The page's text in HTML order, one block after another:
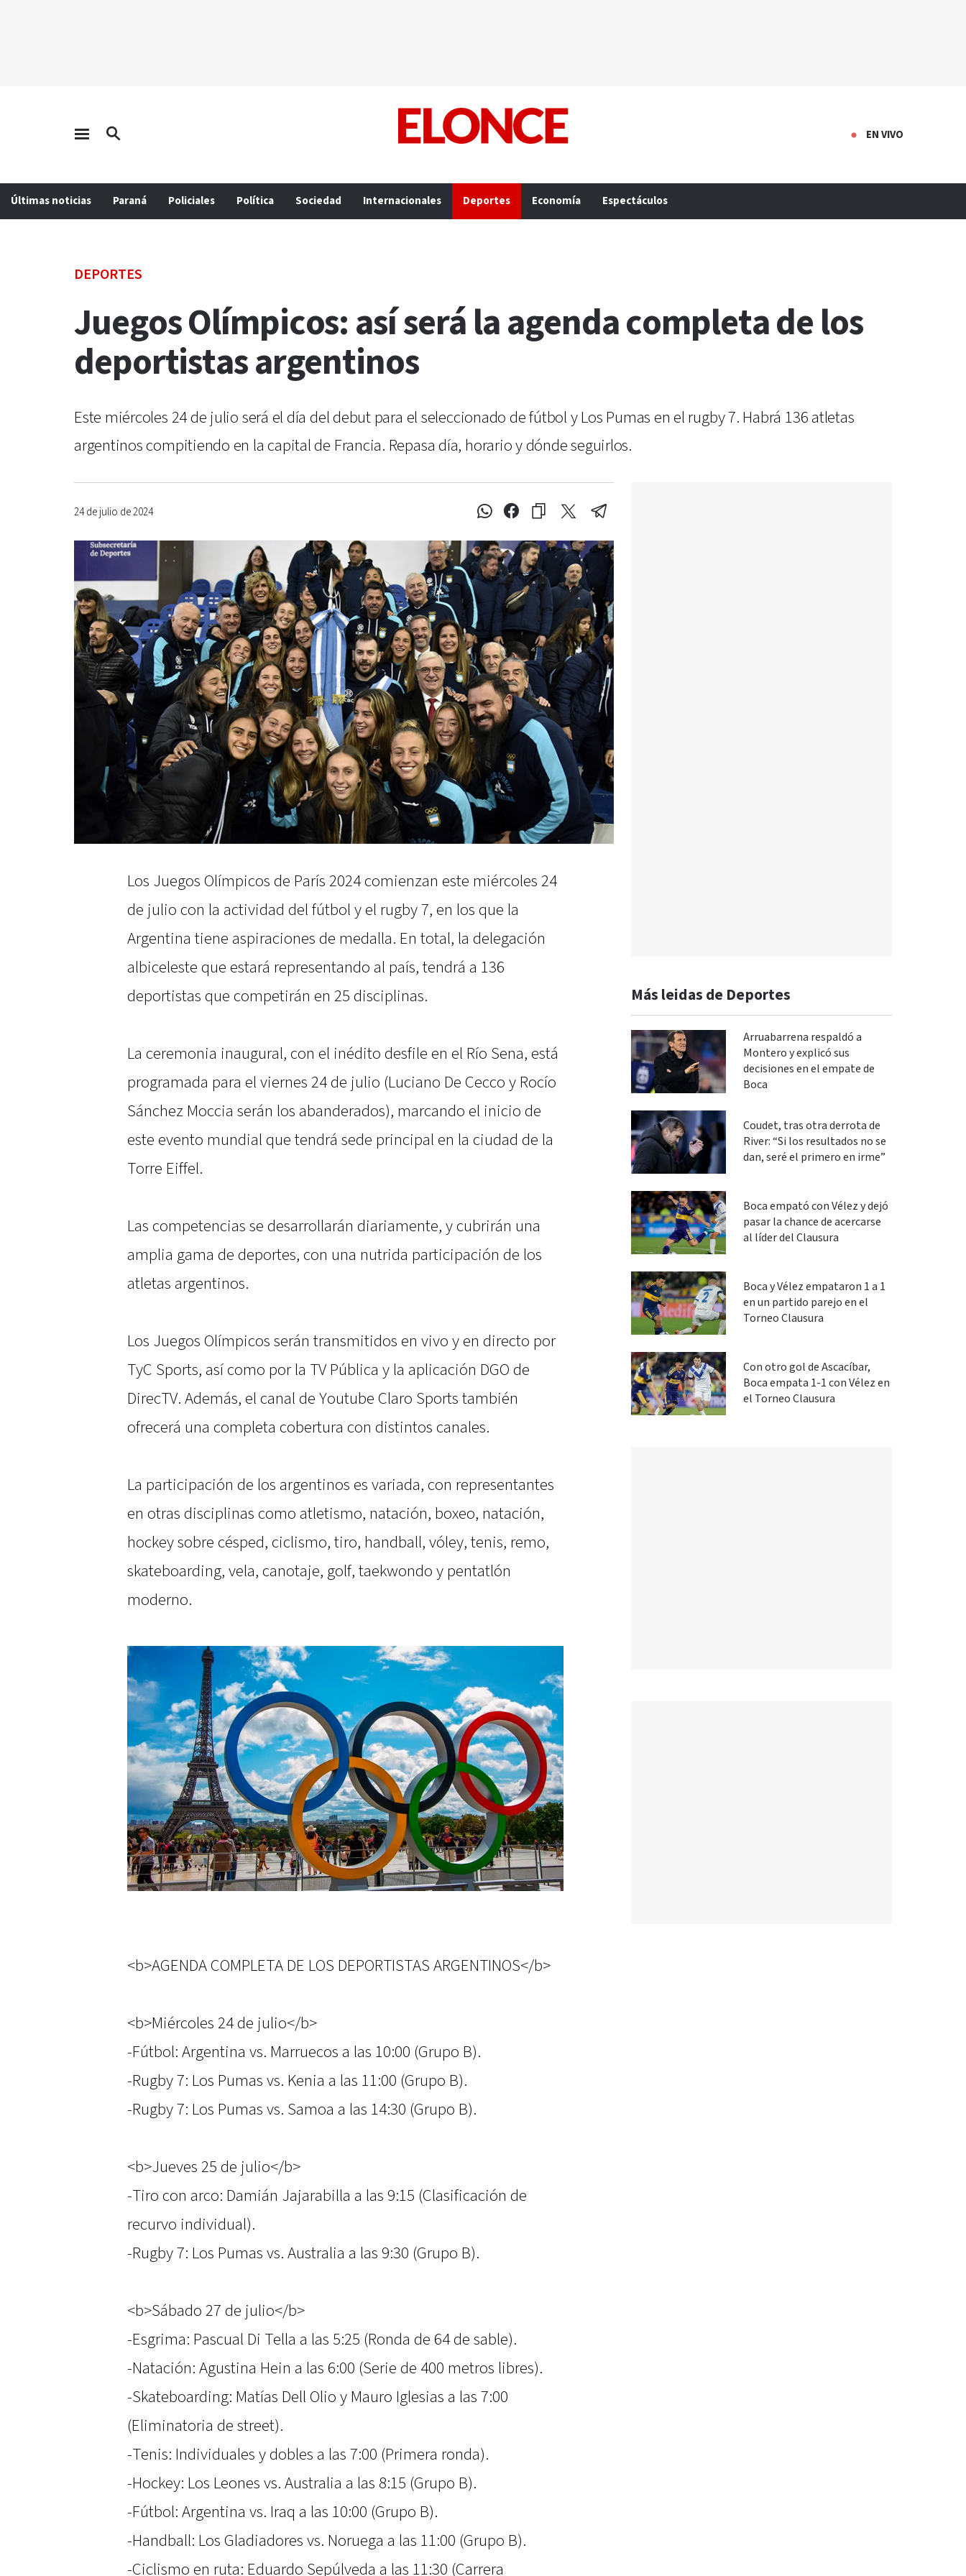
EN VIVO
Últimas noticias Paraná Policiales Política Sociedad Internacionales Deportes Economía Espectáculos
DEPORTES
Juegos Olímpicos: así será la agenda completa de los
deportistas argentinos
Este miércoles 24 de julio será el día del debut para el seleccionado de fútbol y Los Pumas en el rugby 7. Habrá 136 atletas
argentinos compitiendo en la capital de Francia. Repasa día, horario y dónde seguirlos.
24 de julio de 2024
Los Juegos Olímpicos de París 2024 comienzan este miércoles 24
de julio con la actividad del fútbol y el rugby 7, en los que la
Argentina tiene aspiraciones de medalla. En total, la delegación
albiceleste que estará representando al país, tendrá a 136
deportistas que competirán en 25 disciplinas.
La ceremonia inaugural, con el inédito desfile en el Río Sena, está
programada para el viernes 24 de julio (Luciano De Cecco y Rocío
Sánchez Moccia serán los abanderados), marcando el inicio de
este evento mundial que tendrá sede principal en la ciudad de la
Torre Eiffel.
Las competencias se desarrollarán diariamente, y cubrirán una
amplia gama de deportes, con una nutrida participación de los
atletas argentinos.
Los Juegos Olímpicos serán transmitidos en vivo y en directo por
TyC Sports, así como por la TV Pública y la aplicación DGO de
DirecTV. Además, el canal de Youtube Claro Sports también
ofrecerá una completa cobertura con distintos canales.
La participación de los argentinos es variada, con representantes
en otras disciplinas como atletismo, natación, boxeo, natación,
hockey sobre césped, ciclismo, tiro, handball, vóley, tenis, remo,
skateboarding, vela, canotaje, golf, taekwondo y pentatlón
moderno.
<b>AGENDA COMPLETA DE LOS DEPORTISTAS ARGENTINOS</b>
<b>Miércoles 24 de julio</b>
-Fútbol: Argentina vs. Marruecos a las 10:00 (Grupo B).
-Rugby 7: Los Pumas vs. Kenia a las 11:00 (Grupo B).
-Rugby 7: Los Pumas vs. Samoa a las 14:30 (Grupo B).
<b>Jueves 25 de julio</b>
-Tiro con arco: Damián Jajarabilla a las 9:15 (Clasificación de
recurvo individual).
-Rugby 7: Los Pumas vs. Australia a las 9:30 (Grupo B).
<b>Sábado 27 de julio</b>
-Esgrima: Pascual Di Tella a las 5:25 (Ronda de 64 de sable).
-Natación: Agustina Hein a las 6:00 (Serie de 400 metros libres).
-Skateboarding: Matías Dell Olio y Mauro Iglesias a las 7:00
(Eliminatoria de street).
-Tenis: Individuales y dobles a las 7:00 (Primera ronda).
-Hockey: Los Leones vs. Australia a las 8:15 (Grupo B).
-Fútbol: Argentina vs. Iraq a las 10:00 (Grupo B).
-Handball: Los Gladiadores vs. Noruega a las 11:00 (Grupo B).
-Ciclismo en ruta: Eduardo Sepúlveda a las 11:30 (Carrera
Más leidas de Deportes
Arruabarrena respaldó a
Montero y explicó sus
decisiones en el empate de
Boca
Coudet, tras otra derrota de
River: “Si los resultados no se
dan, seré el primero en irme”
Boca empató con Vélez y dejó
pasar la chance de acercarse
al líder del Clausura
Boca y Vélez empataron 1 a 1
en un partido parejo en el
Torneo Clausura
Con otro gol de Ascacíbar,
Boca empata 1-1 con Vélez en
el Torneo Clausura